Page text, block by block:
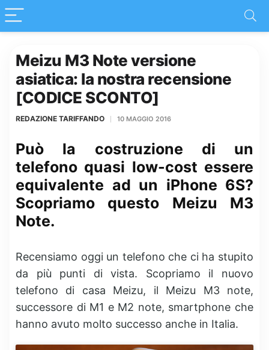
Meizu M3 Note versione
asiatica: la nostra recensione
[CODICE SCONTO]
REDAZIONE TARIFFANDO 10 MAGGIO 2016
Può la costruzione di un
telefono quasi low-cost essere
equivalente ad un iPhone 6S?
Scopriamo questo Meizu M3
Note.
Recensiamo oggi un telefono che ci ha stupito
da più punti di vista. Scopriamo il nuovo
telefono di casa Meizu, il Meizu M3 note,
successore di M1 e M2 note, smartphone che
hanno avuto molto successo anche in Italia.